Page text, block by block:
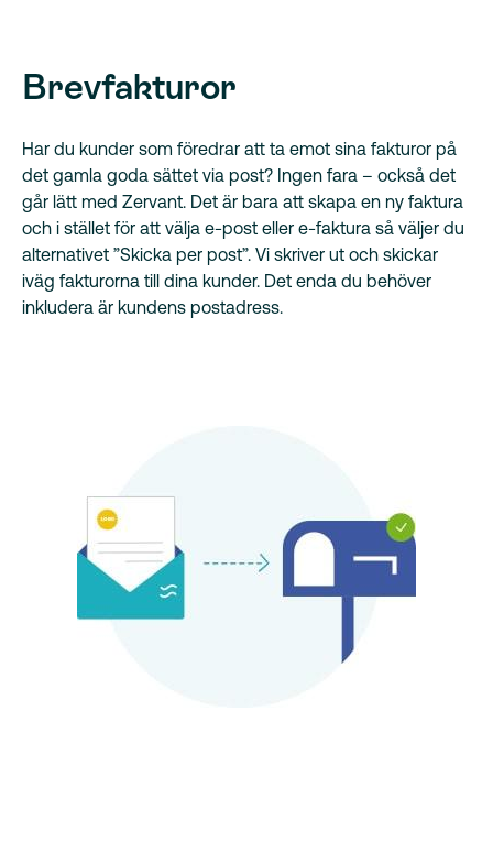
Brevfakturor
Har du kunder som föredrar att ta emot sina fakturor på
det gamla goda sättet via post? Ingen fara – också det
går lätt med Zervant. Det är bara att skapa en ny faktura
och i stället för att välja e-post eller e-faktura så väljer du
alternativet ”Skicka per post”. Vi skriver ut och skickar
iväg fakturorna till dina kunder. Det enda du behöver
inkludera är kundens postadress.